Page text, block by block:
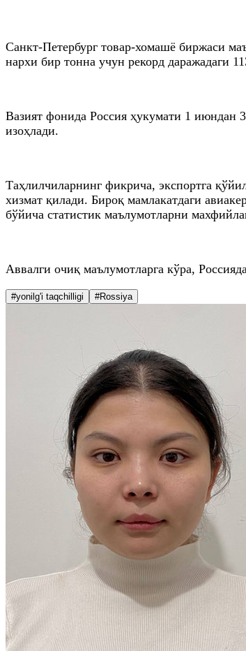
Санкт-Петербург товар-хомашё биржаси
нархи бир тонна учун рекорд даражадаги
Вазият фонида Россия ҳукумати 1 июндан
изоҳлади.
Таҳлилчиларнинг фикрича, экспортга
хизмат қилади. Бироқ мамлакатдаги
бўйича статистик маълумотларни
Аввалги очиқ маълумотларга кўра,
#yonilg'i taqchilligi #Rossiya